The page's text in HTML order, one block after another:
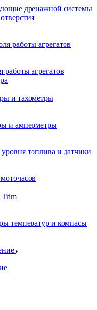
дренажной системы
работы агрегатов
агрегатов
и тахометры
и амперметры
уровня топлива и датчики
Trim
температур и компасы